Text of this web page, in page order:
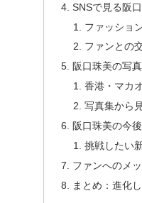
SNSで見る阪
ファッショ
ファンとの
阪口珠美の写
香港・マカ
写真集から
阪口珠美の今
挑戦したい
ファンへのメ
まとめ：進化